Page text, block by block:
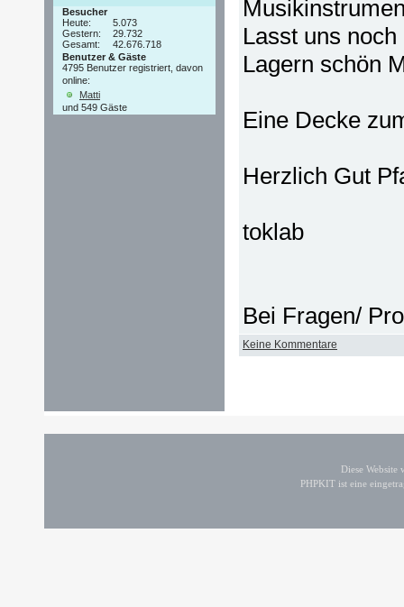
Besucher
Heute:
5.073
Gestern:
29.732
Gesamt:
42.676.718
Benutzer & Gäste
4795 Benutzer registriert, davon
online:
Matti
und 549 Gäste
Lasst uns
Lagern schön
Eine Decke
Herzlich Gut
toklab
Bei Fragen/
Keine Kommentare
Diese
PHPKIT ist eine